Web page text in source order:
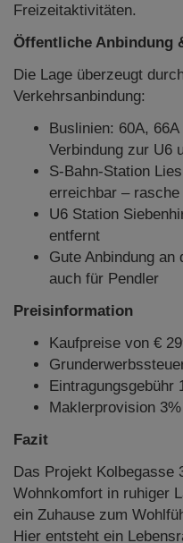
Freizeitaktivitäten.
Öffentliche Anbindung
Die Lage überzeugt
Verkehrsanbindung:
Buslinien: 60A,
Verbindung zur U6
S-Bahn-Station
erreichbar –
U6 Station
entfernt
Gute Anbindung an
auch für Pendler
Preisinformation
Kaufpreise von €
Eintragungsgebühr
Maklerprovision
Fazit
Das Projekt Kolbegasse
Wohnkomfort in ruhiger
ein Zuhause zum
Hier entsteht ein